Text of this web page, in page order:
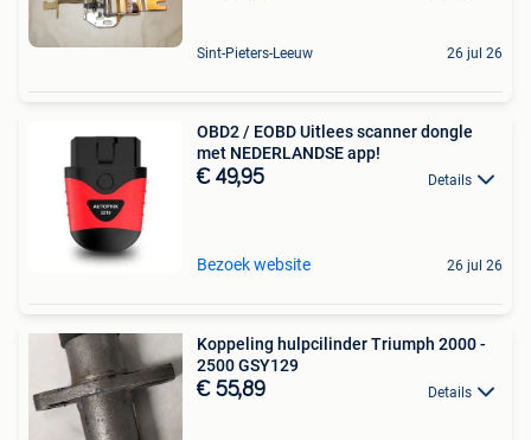
Sint-Pieters-Leeuw 26 jul 26
OBD2 / EOBD Uitlees scanner dongle
met NEDERLANDSE app!
€ 49,95 Details
Bezoek website 26 jul 26
Koppeling hulpcilinder Triumph 2000 -
2500 GSY129
€ 55,89 Details